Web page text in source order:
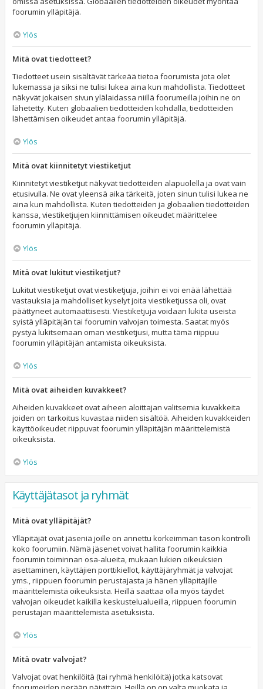
foorumin ylläpitäjä.
Ylös
Mitä ovat tiedotteet?
Tiedotteet usein sisältävät tärkeää tietoa foorumista jota olet
lukemassa ja siksi ne tulisi lukea aina kun mahdollista. Tiedotteet
näkyvät jokaisen sivun ylälaidassa niillä foorumeilla joihin ne on
lähetetty. Kuten globaalien tiedotteiden kohdalla, tiedotteiden
lähettämisen oikeudet antaa foorumin ylläpitäjä.
Ylös
Mitä ovat kiinnitetyt viestiketjut
Kiinnitetyt viestiketjut näkyvät tiedotteiden alapuolella ja ovat vain
etusivulla. Ne ovat yleensä aika tärkeitä, joten sinun tulisi lukea ne
aina kun mahdollista. Kuten tiedotteiden ja globaalien tiedotteiden
kanssa, viestiketjujen kiinnittämisen oikeudet määrittelee
foorumin ylläpitäjä.
Ylös
Mitä ovat lukitut viestiketjut?
Lukitut viestiketjut ovat viestiketjuja, joihin ei voi enää lähettää
vastauksia ja mahdolliset kyselyt joita viestiketjussa oli, ovat
päättyneet automaattisesti. Viestiketjuja voidaan lukita useista
syistä ylläpitäjän tai foorumin valvojan toimesta. Saatat myös
pystyä lukitsemaan oman viestiketjusi, mutta tämä riippuu
foorumin ylläpitäjän antamista oikeuksista.
Ylös
Mitä ovat aiheiden kuvakkeet?
Aiheiden kuvakkeet ovat aiheen aloittajan valitsemia kuvakkeita
joiden on tarkoitus kuvastaa niiden sisältöä. Aiheiden kuvakkeiden
käyttöoikeudet riippuvat foorumin ylläpitäjän määrittelemistä
oikeuksista.
Ylös
Käyttäjätasot ja ryhmät
Mitä ovat ylläpitäjät?
Ylläpitäjät ovat jäseniä joille on annettu korkeimman tason kontrolli
koko foorumiin. Nämä jäsenet voivat hallita foorumin kaikkia
foorumin toiminnan osa-alueita, mukaan lukien oikeuksien
asettaminen, käyttäjien porttikiellot, käyttäjäryhmät ja valvojat
yms., riippuen foorumin perustajasta ja hänen ylläpitäjille
määrittelemistä oikeuksista. Heillä saattaa olla myös täydet
valvojan oikeudet kaikilla keskustelualueilla, riippuen foorumin
perustajan määrittelemistä asetuksista.
Ylös
Mitä ovatr valvojat?
Valvojat ovat henkilöitä (tai ryhmä henkilöitä) jotka katsovat